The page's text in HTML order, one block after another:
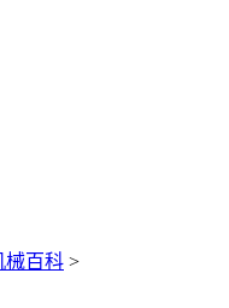
械百科 >